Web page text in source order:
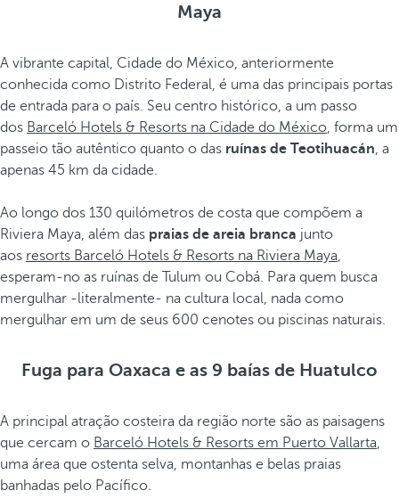
Maya
A vibrante capital, Cidade do México, anteriormente
conhecida como Distrito Federal, é uma das principais portas
de entrada para o país. Seu centro histórico, a um passo
dos Barceló Hotels & Resorts na Cidade do México, forma um
passeio tão autêntico quanto o das ruínas de Teotihuacán, a
apenas 45 km da cidade.
Ao longo dos 130 quilómetros de costa que compõem a
Riviera Maya, além das praias de areia branca junto
aos resorts Barceló Hotels & Resorts na Riviera Maya,
esperam-no as ruínas de Tulum ou Cobá. Para quem busca
mergulhar -literalmente- na cultura local, nada como
mergulhar em um de seus 600 cenotes ou piscinas naturais.
Fuga para Oaxaca e as 9 baías de Huatulco
A principal atração costeira da região norte são as paisagens
que cercam o Barceló Hotels & Resorts em Puerto Vallarta,
uma área que ostenta selva, montanhas e belas praias
banhadas pelo Pacífico.